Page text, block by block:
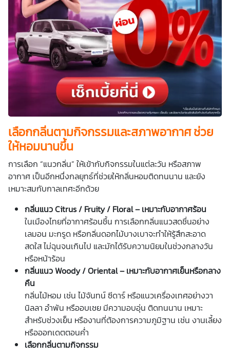
เลือกกลิ่นตามกิจกรรมและสภาพอากาศ ช่วย
ให้หอมนานขึ้น
การเลือก “แนวกลิ่น” ให้เข้ากับกิจกรรมในแต่ละวัน หรือสภาพ
อากาศ เป็นอีกหนึ่งกลยุทธ์ที่ช่วยให้กลิ่นหอมติดทนนาน และยัง
เหมาะสมกับกาลเทศะอีกด้วย
กลิ่นแนว Citrus / Fruity / Floral – เหมาะกับอากาศร้อน
ในเมืองไทยที่อากาศร้อนชื้น การเลือกกลิ่นแนวสดชื่นอย่าง
เลมอน มะกรูด หรือกลิ่นดอกไม้บางเบาจะทำให้รู้สึกสะอาด
สดใส ไม่ฉุนจนเกินไป และมักได้รับความนิยมในช่วงกลางวัน
หรือหน้าร้อน
กลิ่นแนว Woody / Oriental – เหมาะกับอากาศเย็นหรือกลาง
คืน
กลิ่นไม้หอม เช่น ไม้จันทน์ ซีดาร์ หรือแนวเครื่องเทศอย่างวา
นิลลา อำพัน หรืออบเชย มีความอบอุ่น ติดทนนาน เหมาะ
สำหรับช่วงเย็น หรืองานที่ต้องการความภูมิฐาน เช่น งานเลี้ยง
หรือออกเดตตอนค่ำ
เลือกกลิ่นตามกิจกรรม